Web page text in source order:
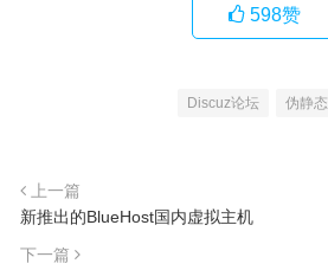
598赞
Discuz论坛 伪静态
上一篇
新推出的BlueHost国内虚拟主机
下一篇